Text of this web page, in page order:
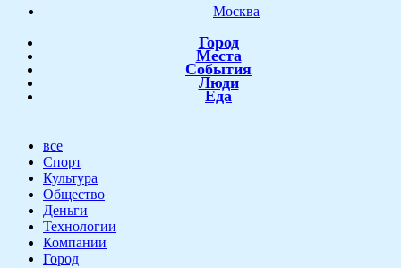
Москва
Город
Места
События
Люди
Еда
все
Спорт
Культура
Общество
Деньги
Технологии
Компании
Город